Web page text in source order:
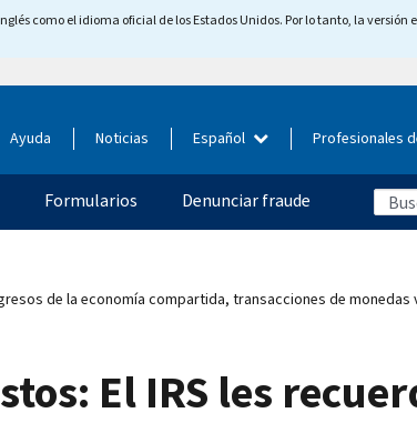
como el idioma oficial de los Estados Unidos. Por lo tanto, la versión
Ayuda Noticias Español Profesionales
Formularios Denunciar fraude
de la economía compartida, transacciones de
El IRS les